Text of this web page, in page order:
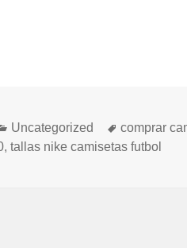
Categorías
Uncategorized Etiquetas
comprar
,tallas nike camisetas futbol